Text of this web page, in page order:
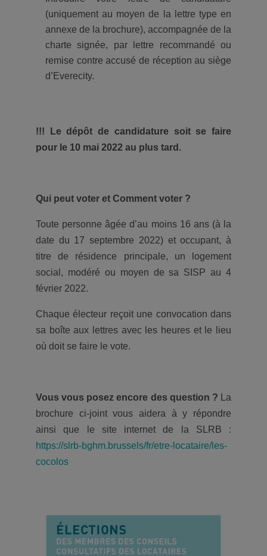
(uniquement au moyen de la lettre type en
annexe de la brochure), accompagnée de la
charte signée, par lettre recommandé ou
remise contre accusé de réception au siège
d’Everecity.
!!! Le dépôt de candidature soit se faire
pour le 10 mai 2022 au plus tard.
Qui peut voter et Comment voter ?
Toute personne âgée d’au moins 16 ans (à la
date du 17 septembre 2022) et occupant, à
titre de résidence principale, un logement
social, modéré ou moyen de sa SISP au 4
février 2022.
Chaque électeur reçoit une convocation dans
sa boîte aux lettres avec les heures et le lieu
où doit se faire le vote.
Vous vous posez encore des question ? La
brochure ci-joint vous aidera à y répondre
ainsi que le site internet de la SLRB :
https://slrb-bghm.brussels/fr/etre-locataire/les-
cocolos